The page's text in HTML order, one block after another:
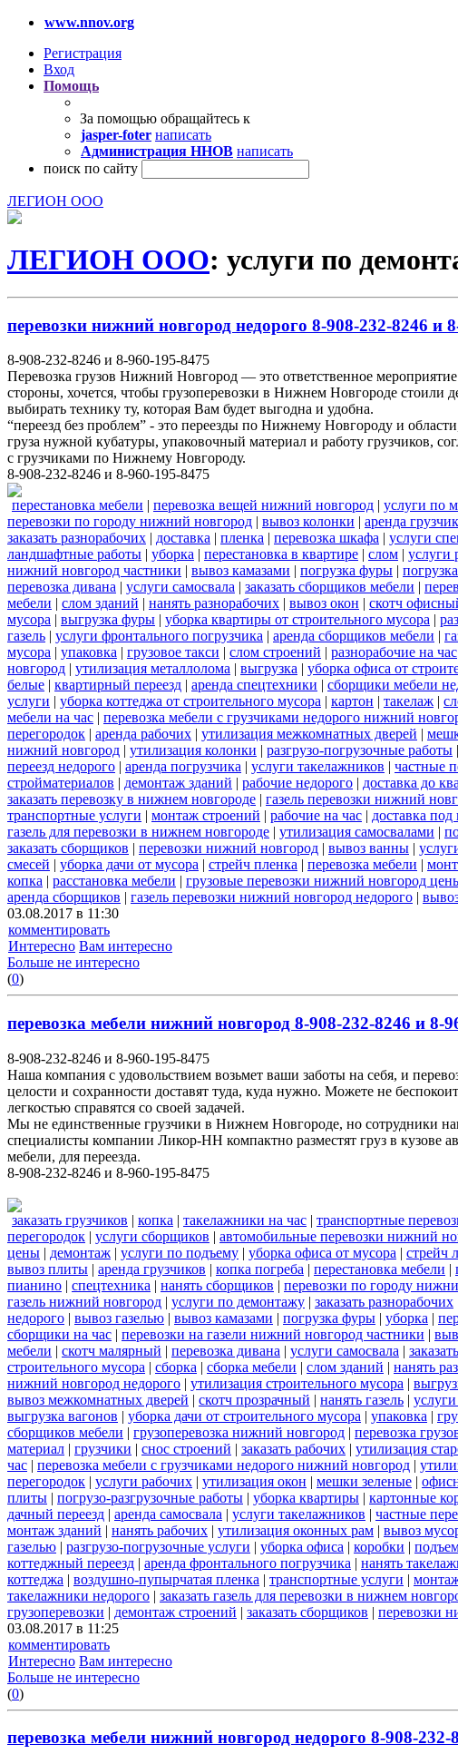
www.nnov.org
Регистрация
Вход
Помощь
За помощью обращайтесь к
jasper-foter написать
Администрация ННОВ написать
поиск по сайту
ЛЕГИОН ООО
ЛЕГИОН ООО: услуги по
перевозки нижний новгород недорого 8-908-232-8246 и
8-908-232-8246 и 8-960-195-8475
Перевозка грузов Нижний Новгород — это ответственное
стороны, хочется, чтобы грузоперевозки в Нижнем Новгороде стоили
выбирать технику ту, которая Вам будет выгодна и удобна.
“переезд без проблем” - это переезды по Нижнему Новгороду и
груза нужной кубатуры, упаковочный материал и работу грузчиков,
с грузчиками по Нижнему Новгороду.
8-908-232-8246 и 8-960-195-8475
перестановка мебели | перевозка вещей нижний новгород | услуги по
перевозки по городу нижний новгород | вывоз колонки | аренда
заказать разнорабочих | доставка | пленка | перевозка шкафа | услуги
ландшафтные работы | уборка | перестановка в квартире | слом | услуги
нижний новгород частники | вывоз камазами | погрузка фуры |
перевозка дивана | услуги самосвала | заказать сборщиков мебели |
мебели | слом зданий | нанять разнорабочих | вывоз окон | скотч
мусора | выгрузка фуры | уборка квартиры от строительного мусора |
газель | услуги фронтального погрузчика | аренда сборщиков мебели |
мусора | упаковка | грузовое такси | слом строений | разнорабочие на час
новгород | утилизация металлолома | выгрузка | уборка офиса от
белые | квартирный переезд | аренда спецтехники | сборщики мебели
услуги | уборка коттеджа от строительного мусора | картон | такелаж |
мебели на час | перевозка мебели с грузчиками недорого нижний
перегородок | аренда рабочих | утилизация межкомнатных дверей |
нижний новгород | утилизация колонки | разгрузо-погрузочные работы |
переезд недорого | аренда погрузчика | услуги такелажников | частные
стройматериалов | демонтаж зданий | рабочие недорого | доставка до
заказать перевозку в нижнем новгороде | газель перевозки нижний
транспортные услуги | монтаж строений | рабочие на час | доставка
газель для перевозки в нижнем новгороде | утилизация самосвалами |
заказать сборщиков | перевозки нижний новгород | вывоз ванны |
смесей | уборка дачи от мусора | стрейч пленка | перевозка мебели |
копка | расстановка мебели | грузовые перевозки нижний новгород
аренда сборщиков | газель перевозки нижний новгород недорого |
03.08.2017 в 11:30
комментировать
Интересно Вам интересно
Больше не интересно
(0)
перевозка мебели нижний новгород 8-908-232-8246 и 8-
8-908-232-8246 и 8-960-195-8475
Наша компания с удовольствием возьмет ваши заботы на себя, и
целости и сохранности доставят туда, куда нужно. Можете не
легкостью справятся со своей задачей.
Мы не единственные грузчики в Нижнем Новгороде, но сотрудники
специалисты компании Ликор-НН компактно разместят груз в кузове
мебели, для переезда.
8-908-232-8246 и 8-960-195-8475
заказать грузчиков | копка | такелажники на час | транспортные
перегородок | услуги сборщиков | автомобильные перевозки нижний
цены | демонтаж | услуги по подъему | уборка офиса от мусора | стрейч
вывоз плиты | аренда грузчиков | копка погреба | перестановка мебели |
пианино | спецтехника | нанять сборщиков | перевозки по городу
газель нижний новгород | услуги по демонтажу | заказать разнорабочих
недорого | вывоз газелью | вывоз камазами | погрузка фуры | уборка |
сборщики на час | перевозки на газели нижний новгород частники |
мебели | скотч малярный | перевозка дивана | услуги самосвала |
строительного мусора | сборка | сборка мебели | слом зданий | нанять
нижний новгород недорого | утилизация строительного мусора |
вывоз межкомнатных дверей | скотч прозрачный | нанять газель |
выгрузка вагонов | уборка дачи от строительного мусора | упаковка |
сборщиков мебели | грузоперевозка нижний новгород | перевозка
материал | грузчики | снос строений | заказать рабочих | утилизация
час | перевозка мебели с грузчиками недорого нижний новгород |
перегородок | услуги рабочих | утилизация окон | мешки зеленые |
плиты | погрузо-разгрузочные работы | уборка квартиры | картонные
дачный переезд | аренда самосвала | услуги такелажников | частные
монтаж зданий | нанять рабочих | утилизация оконных рам | вывоз
газелью | разгрузо-погрузочные услуги | уборка офиса | коробки |
коттеджный переезд | аренда фронтального погрузчика | нанять
коттеджа | воздушно-пупырчатая пленка | транспортные услуги |
такелажники недорого | заказать газель для перевозки в нижнем
грузоперевозки | демонтаж строений | заказать сборщиков | перевозки
03.08.2017 в 11:25
комментировать
Интересно Вам интересно
Больше не интересно
(0)
перевозка мебели нижний новгород недорого 8-908-232-